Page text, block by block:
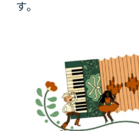
す。